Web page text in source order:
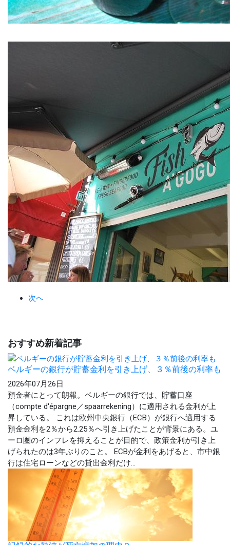
次へ
おすすめ新着記事
ベルギーの銀行が貯蓄金利を引き上げ、３％前後の利率も
2026年07月26日
預金者にとって朗報。ベルギーの銀行では、貯蓄口座
（compte d'épargne／spaarrekening）に適用される金利が上
昇している。 これは欧州中央銀行（ECB）が銀行へ適用する
預金金利を2％から2.25％へ引き上げたことが背景にある。ユ
ーロ圏のインフレを抑えることが目的で、政策金利が引き上
げられたのは3年ぶりのこと。 ECBが金利をあげると、市中銀
行は住宅ローンなどの貸出金利だけ...